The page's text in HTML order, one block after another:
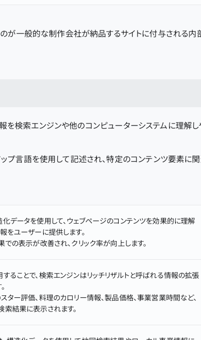
が一般的な制作会社が納品するサイトに付与される内
検索エンジンや他のコンピューターシステムに理解し
プ言語を使用して記述され、特定のコンテンツ要素に
データを使用して、ウェブページのコンテンツを効果的に理解
をユーザーに提供します。
での表示が改善され、クリック率が向上します。
ることで、検索エンジンはリッチリザルトと呼ばれる情報の拡張
ター評価、料理のカロリー情報、製品価格、事業営業時間など、
結果に表示されます。